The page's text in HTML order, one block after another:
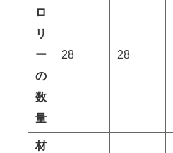
ロ
リ
ー
の
数
量
28 28
材